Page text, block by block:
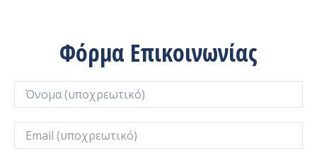
Φόρμα Επικοινωνίας